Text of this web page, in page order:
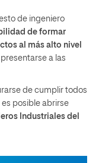
de ingeniero
de formar
al más alto nivel
a las
de cumplir todos
es posible abrirse
Industriales del